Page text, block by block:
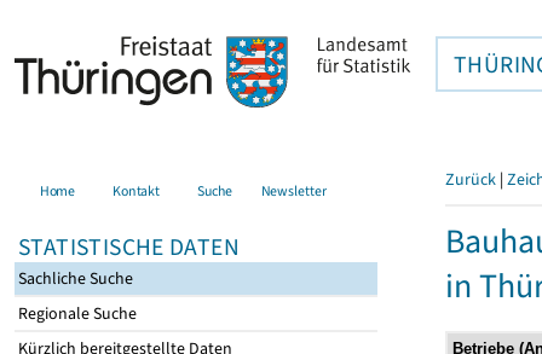
Home Kontakt Suche Newsletter
STATISTISCHE DATEN
Sachliche Suche
Regionale Suche
Kürzlich bereitgestellte Daten
Zurück |
in